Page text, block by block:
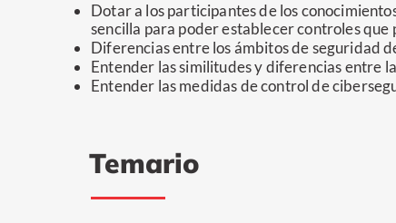
Dotar a los participantes de los
sencilla para poder establecer controles
Diferencias entre los ámbitos de seguridad
Entender las similitudes y diferencias entre
Entender las medidas de control de
Temario